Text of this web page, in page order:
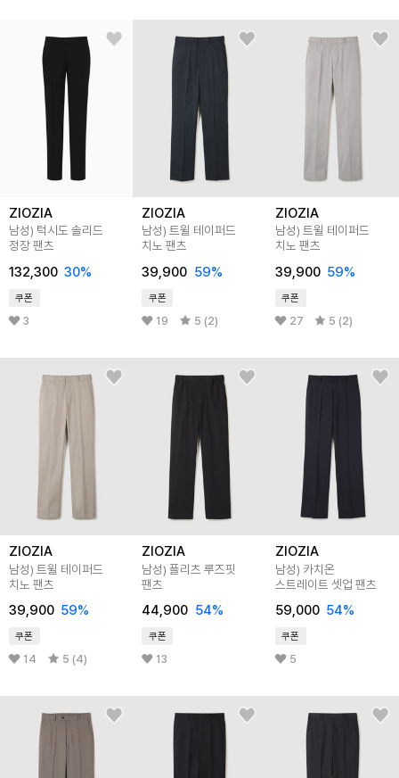
ZIOZIA
남성) 턱시도 솔리드
정장 팬츠
132,300 30%
쿠폰
3
ZIOZIA
남성) 트윌 테이퍼드
치노 팬츠
39,900 59%
쿠폰
19 5 (2)
ZIOZIA
남성) 트윌 테이퍼드
치노 팬츠
39,900 59%
쿠폰
27 5 (2)
ZIOZIA
남성) 트윌 테이퍼드
치노 팬츠
39,900 59%
쿠폰
14 5 (4)
ZIOZIA
남성) 플리츠 루즈핏
팬츠
44,900 54%
쿠폰
13
ZIOZIA
남성) 카치온
스트레이트 셋업 팬츠
59,000 54%
쿠폰
5